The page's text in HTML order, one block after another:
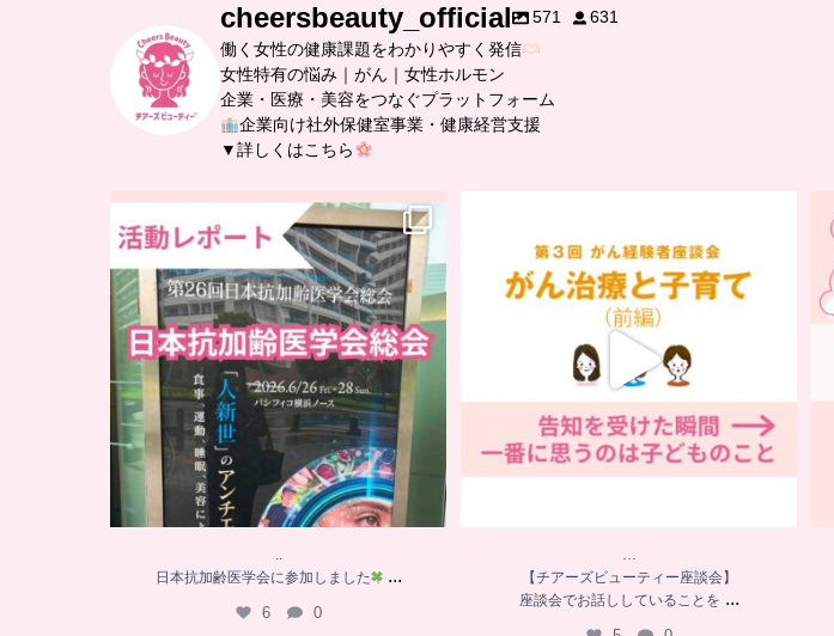
cheersbeauty_official
571
631
働く女性の健康課題をわかりやすく発信
女性特有の悩み｜がん｜女性ホルモン
企業・医療・美容をつなぐプラットフォーム
企業向け社外保健室事業・健康経営支援
▼詳しくはこちら
日本抗加齢医学会に参加しました
...
6 0
..
日本抗加齢医学会に参加しました
...
6 0
座談会でお話ししていることを
5 0
…
【チアーズビューティー座談会】
座談会でお話ししていることを ...